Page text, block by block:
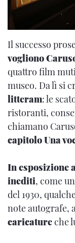
Il successo
vogliono
quattro film
museo. Da lì si
litteram: le
ristoranti,
chiamano
capitolo Una
In esposizione
inediti, come
del 1930,
note autografe,
caricatureche